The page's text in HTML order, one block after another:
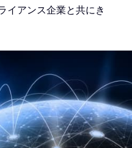
イアンス企業と共にき